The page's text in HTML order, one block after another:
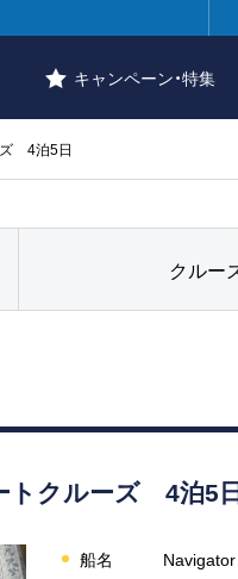
キャンペーン・特集
ズ 4泊5日
クルー
トクルーズ 4泊5
船名 Navigator